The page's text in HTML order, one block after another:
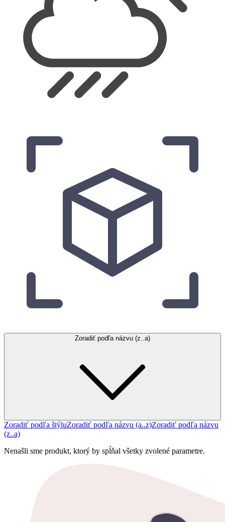
Zoradiť podľa názvu (z..a)
Zoradiť podľa štýluZoradiť podľa názvu (a..z)Zoradiť podľa názvu
(z..a)
Nenašli sme produkt, ktorý by spĺňal všetky zvolené parametre.